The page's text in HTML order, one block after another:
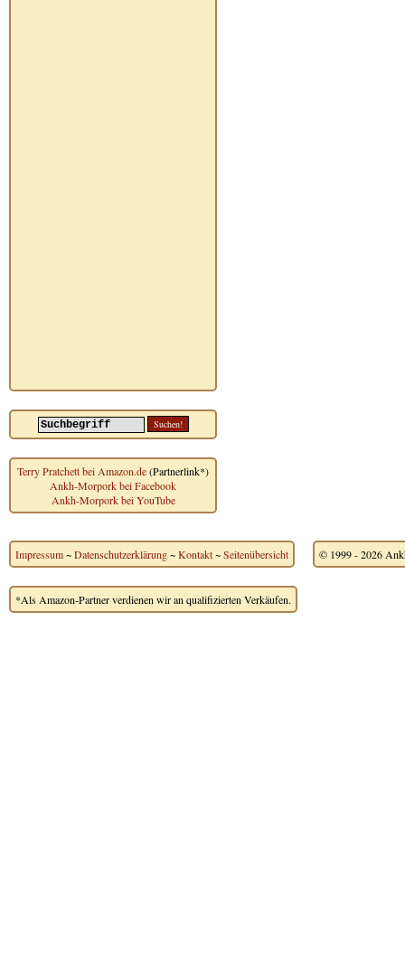
Terry Pratchett bei Amazon.de(Partnerlink*)
Ankh-Morpork bei Facebook
Ankh-Morpork bei YouTube
Impressum~Datenschutzerklärung~Kontakt~Seitenübersicht © 1999 - 2026
*Als Amazon-Partner verdienen wir an qualifizierten Verkäufen.